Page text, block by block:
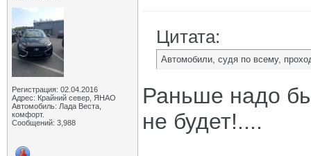
Регистрация: 02.04.2016
Адрес: Крайний север, ЯНАО
Автомобиль: Лада Веста,
комфорт.
Сообщений: 3,988
Цитата:
Автомобили, судя по всему,
Раньше надо
не будет!....